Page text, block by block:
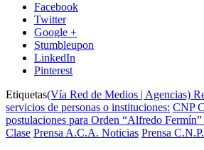
Facebook
Twitter
Google +
Stumbleupon
LinkedIn
Pinterest
Etiquetas(Vía Red de Medios | Agencias)
servicios de personas o instituciones: CNP
postulaciones para Orden “Alfredo
Clase Prensa A.C.A. Noticias Prensa